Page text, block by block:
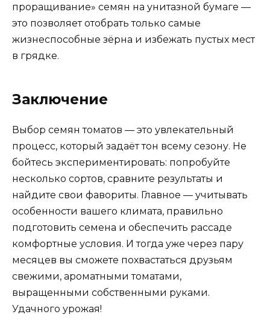
проращивание» семян на унитазной бумаге —
это позволяет отобрать только самые
жизнеспособные зёрна и избежать пустых мест
в грядке.
Заключение
Выбор семян томатов — это увлекательный
процесс, который задаёт тон всему сезону. Не
бойтесь экспериментировать: попробуйте
несколько сортов, сравните результаты и
найдите свои фавориты. Главное — учитывать
особенности вашего климата, правильно
подготовить семена и обеспечить рассаде
комфортные условия. И тогда уже через пару
месяцев вы сможете похвастаться друзьям
свежими, ароматными томатами,
выращенными собственными руками.
Удачного урожая!